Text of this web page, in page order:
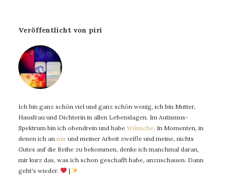
Veröffentlicht von piri
Ich bin ganz schön viel und ganz schön wenig, ich bin Mutter,
Hausfrau und Dichterin in allen Lebenslagen. Im Autismus-
Spektrum bin ich obendrein und habe Wünsche. In Momenten, in
denen ich an mir und meiner Arbeit zweifle und meine, nichts
Gutes auf die Reihe zu bekommen, denke ich manchmal daran,
mir kurz das, was ich schon geschafft habe, anzuschauen. Dann
geht's wieder.
|